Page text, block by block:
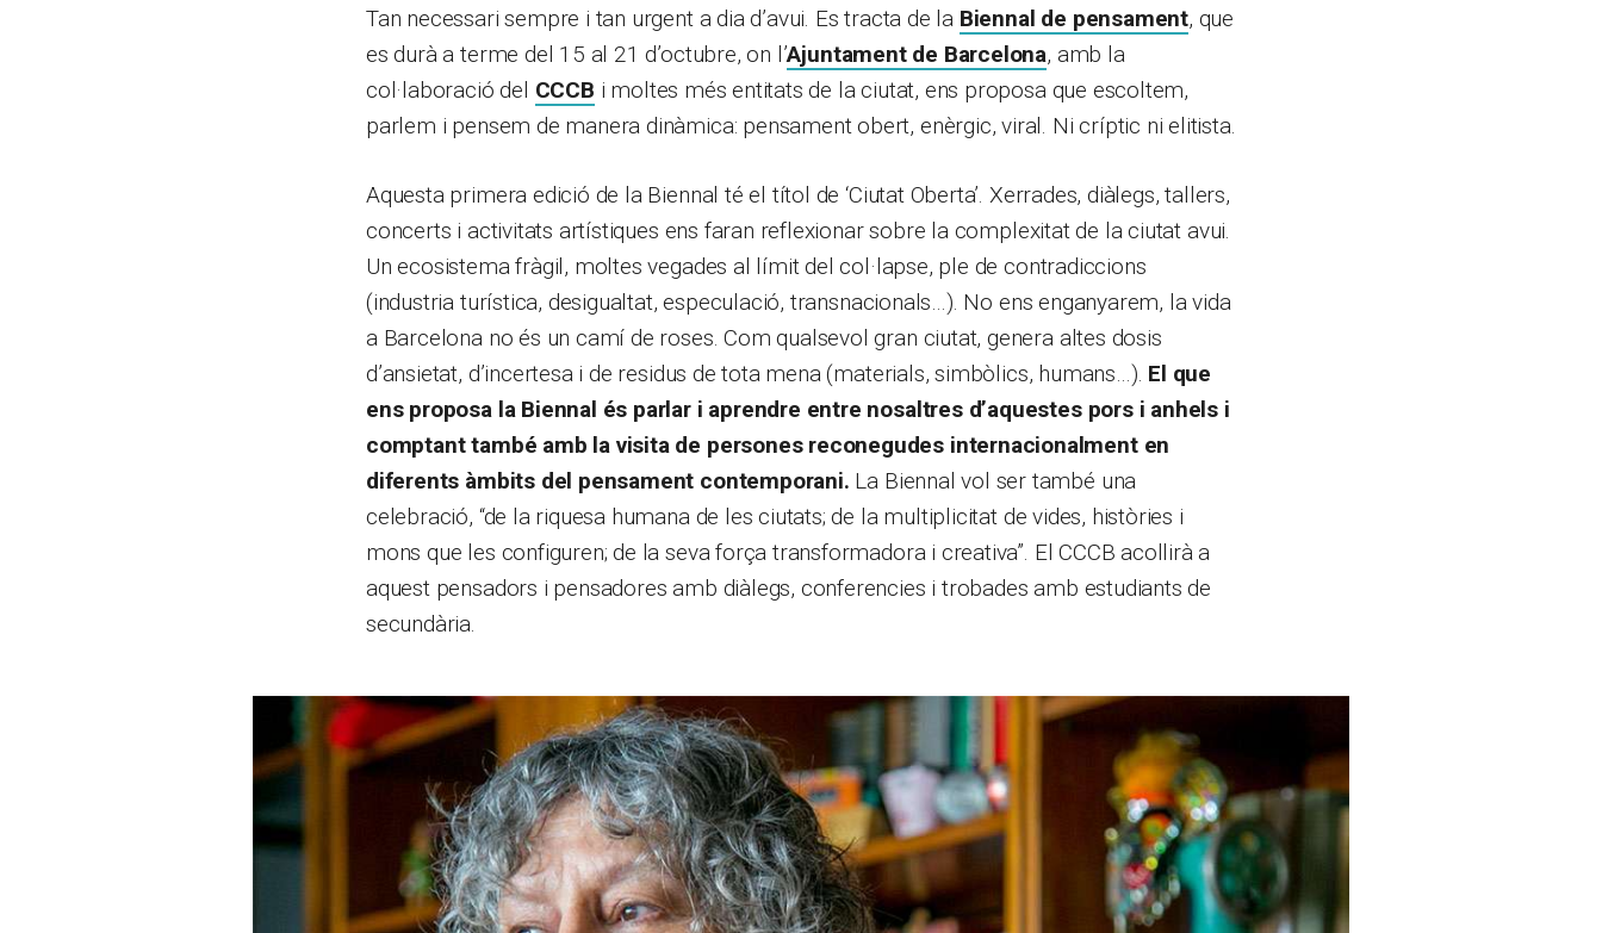
Tan necessari sempre i tan urgent a dia d’avui. Es tracta de la Biennal de pensament, que
es durà a terme del 15 al 21 d’octubre, on l’Ajuntament de Barcelona, amb la
col·laboració del CCCB i moltes més entitats de la ciutat, ens proposa que escoltem,
parlem i pensem de manera dinàmica: pensament obert, enèrgic, viral. Ni críptic ni elitista.
Aquesta primera edició de la Biennal té el títol de ‘Ciutat Oberta’. Xerrades, diàlegs, tallers,
concerts i activitats artístiques ens faran reflexionar sobre la complexitat de la ciutat avui.
Un ecosistema fràgil, moltes vegades al límit del col·lapse, ple de contradiccions
(industria turística, desigualtat, especulació, transnacionals…). No ens enganyarem, la vida
a Barcelona no és un camí de roses. Com qualsevol gran ciutat, genera altes dosis
d’ansietat, d’incertesa i de residus de tota mena (materials, simbòlics, humans…). El que
ens proposa la Biennal és parlar i aprendre entre nosaltres d’aquestes pors i anhels i
comptant també amb la visita de persones reconegudes internacionalment en
diferents àmbits del pensament contemporani. La Biennal vol ser també una
celebració, “de la riquesa humana de les ciutats; de la multiplicitat de vides, històries i
mons que les configuren; de la seva força transformadora i creativa”. El CCCB acollirà a
aquest pensadors i pensadores amb diàlegs, conferencies i trobades amb estudiants de
secundària.